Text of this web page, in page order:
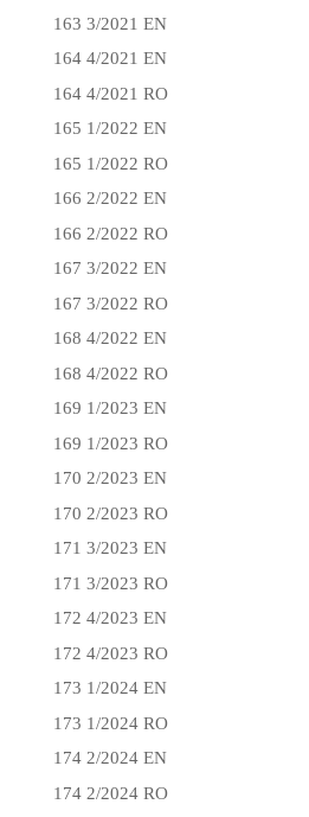
163 3/2021 EN
164 4/2021 EN
164 4/2021 RO
165 1/2022 EN
165 1/2022 RO
166 2/2022 EN
166 2/2022 RO
167 3/2022 EN
167 3/2022 RO
168 4/2022 EN
168 4/2022 RO
169 1/2023 EN
169 1/2023 RO
170 2/2023 EN
170 2/2023 RO
171 3/2023 EN
171 3/2023 RO
172 4/2023 EN
172 4/2023 RO
173 1/2024 EN
173 1/2024 RO
174 2/2024 EN
174 2/2024 RO